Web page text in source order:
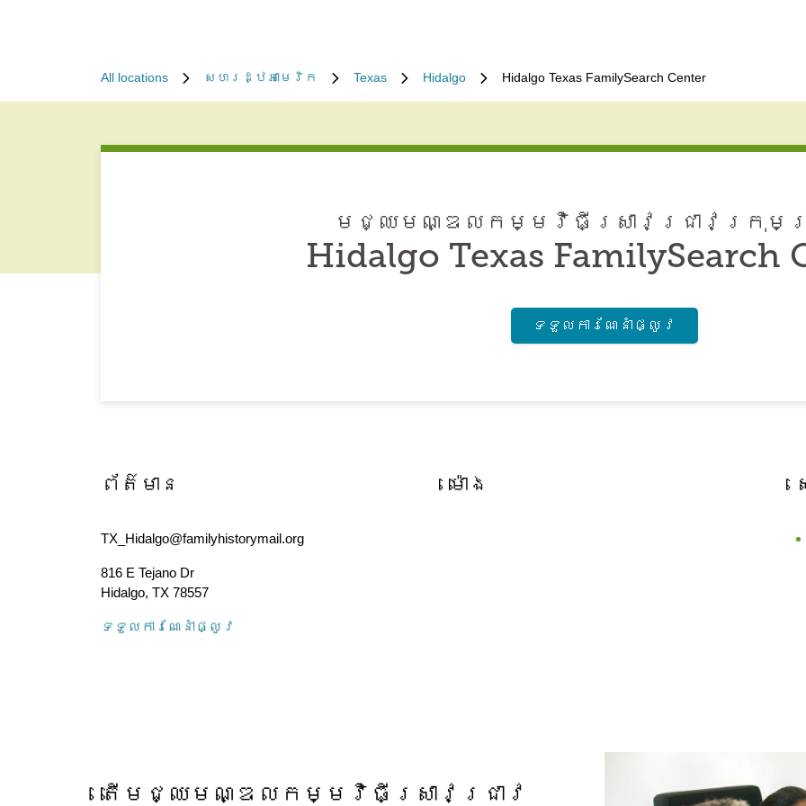
All locations សហរដ្ឋអាមេរិក Texas Hidalgo Hidalgo Texas FamilySearch Center
មជ្ឈមណ្ឌល​កម្មវិធី​ស្រាវជ្រាវ​ក្រុមគ្
Hidalgo Texas FamilySearch
ទទួល​ការណែនាំ​ផ្លូវ
ព័ត៌មាន
TX_Hidalgo@familyhistorymail.org
816 E Tejano Dr
Hidalgo, TX 78557
ទទួល​ការណែនាំ​ផ្លូវ
ម៉ោង
តើ​មជ្ឈមណ្ឌល​កម្មវិធី​ស្រាវជ្រាវ​